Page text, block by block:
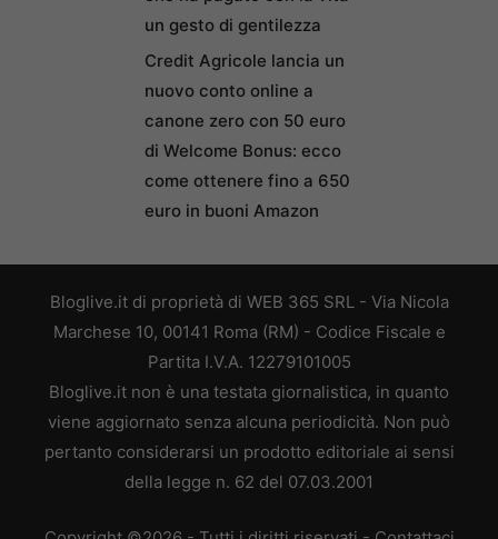
un gesto di gentilezza
Credit Agricole lancia un
nuovo conto online a
canone zero con 50 euro
di Welcome Bonus: ecco
come ottenere fino a 650
euro in buoni Amazon
Bloglive.it di proprietà di WEB 365 SRL - Via Nicola
Marchese 10, 00141 Roma (RM) - Codice Fiscale e
Partita I.V.A. 12279101005
Bloglive.it non è una testata giornalistica, in quanto
viene aggiornato senza alcuna periodicità. Non può
pertanto considerarsi un prodotto editoriale ai sensi
della legge n. 62 del 07.03.2001